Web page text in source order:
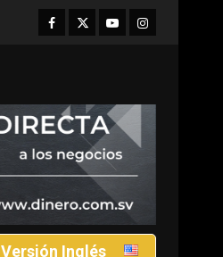
Facebook
TwitterYoutubeInstagram
Versión Inglés